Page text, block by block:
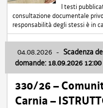
I testi
consultazione documentale
responsabilità degli stessi è in
04.08.2026 - Scadenza
domande: 18.09.2026 12:00
330/26 –
Carnia –